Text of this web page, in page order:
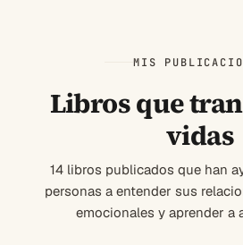
MIS
Libros que
vidas
14 libros publicados que han
personas a entender sus
emocionales y aprender a